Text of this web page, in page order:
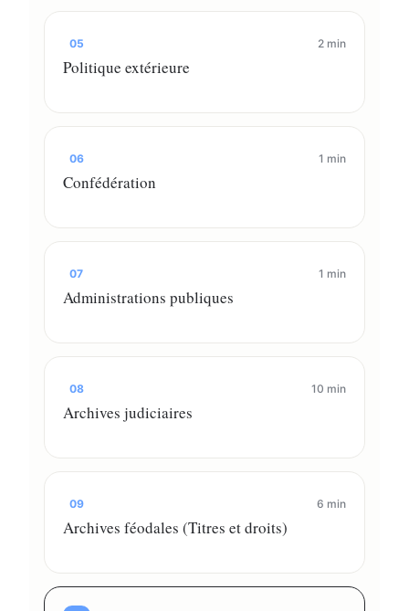
05 2 min
Politique extérieure
06 1 min
Confédération
07 1 min
Administrations publiques
08 10 min
Archives judiciaires
09 6 min
Archives féodales (Titres et droits)